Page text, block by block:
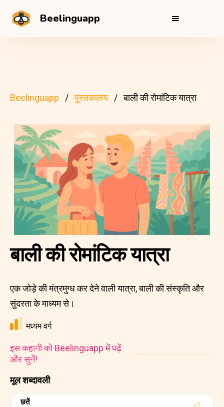
Beelinguapp
Beelinguapp पुस्तकालय बाली की रोमांटिक यात्रा
मूल शब्दावली
छतें
बाली की रोमांटिक यात्रा
एक जोड़े की मंत्रमुग्ध कर देने वाली यात्रा, बाली की संस्कृति और
सुंदरता के माध्यम से।
मध्यम वर्ग
इस कहानी को Beelinguapp में पढ़ें
और सुनें!